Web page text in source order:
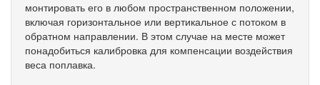
монтировать его в любом пространственном положении,
включая горизонтальное или вертикальное с потоком в
обратном направлении. В этом случае на месте может
понадобиться калибровка для компенсации воздействия
веса поплавка.